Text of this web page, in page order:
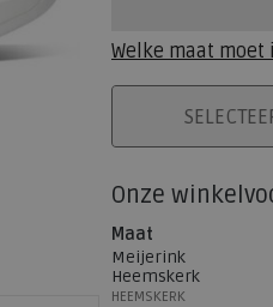
Welke maat moet
PLAATS IN
Onze
Maat
Meijerink
Heemskerk
HEEMSKERK